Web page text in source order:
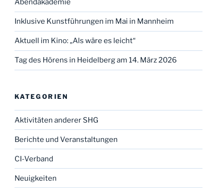
Abendakademie
Inklusive Kunstführungen im Mai in Mannheim
Aktuell im Kino: „Als wäre es leicht“
Tag des Hörens in Heidelberg am 14. März 2026
KATEGORIEN
Aktivitäten anderer SHG
Berichte und Veranstaltungen
CI-Verband
Neuigkeiten